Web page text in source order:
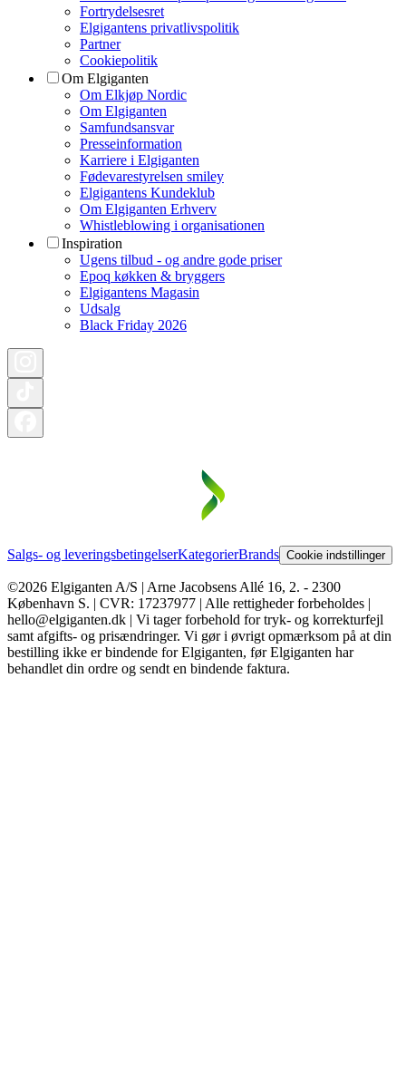
Fortrydelsesret
Elgigantens privatlivspolitik
Partner
Cookiepolitik
Om Elgiganten
Om Elkjøp Nordic
Om Elgiganten
Samfundsansvar
Presseinformation
Karriere i Elgiganten
Fødevarestyrelsen smiley
Elgigantens Kundeklub
Om Elgiganten Erhverv
Whistleblowing i organisationen
Inspiration
Ugens tilbud - og andre gode priser
Epoq køkken & bryggers
Elgigantens Magasin
Udsalg
Black Friday 2026
Salgs- og leveringsbetingelserKategorierBrands Cookie indstillinger
©2026 Elgiganten A/S | Arne Jacobsens Allé 16, 2. - 2300
København S. | CVR: 17237977 | Alle rettigheder forbeholdes |
hello@elgiganten.dk | Vi tager forbehold for tryk- og korrekturfejl
samt afgifts- og prisændringer. Vi gør i øvrigt opmærksom på at din
bestilling ikke er bindende for Elgiganten, før Elgiganten har
behandlet din ordre og sendt en bindende faktura.